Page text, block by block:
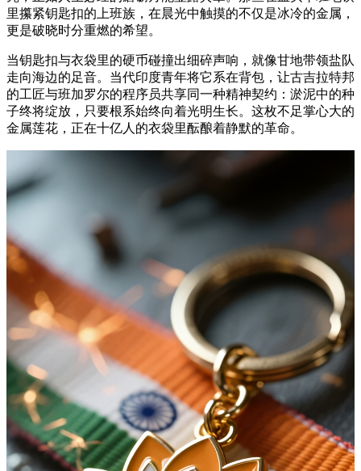
里攥紧钥匙扣的上班族，在晨光中触摸的不仅是冰冷的金属，
更是破晓时分重燃的希望。
当钥匙扣与衣袋里的硬币碰撞出细碎声响，就像甘地带领盐队
走向海边的足音。当代印度青年将它系在背包，让古吉拉特邦
的工匠与班加罗尔的程序员共享同一种精神契约：淤泥中的种
子终将绽放，只要根系始终向着光明生长。这枚不足掌心大的
金属莲花，正在十亿人的衣袋里酝酿着静默的革命。